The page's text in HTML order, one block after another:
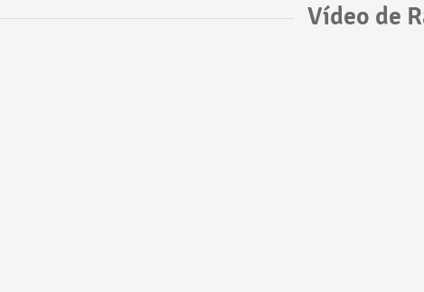
Vídeo de